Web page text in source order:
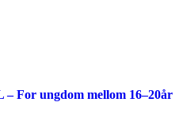
– For ungdom mellom 16–20år